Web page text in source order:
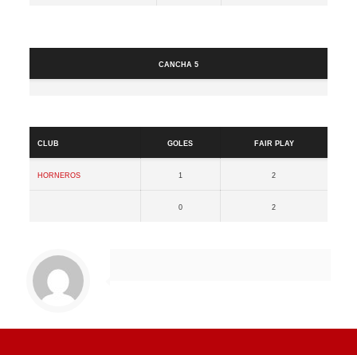
Cancha 5
Club
Goles Fair Play
Horneros 1 2
0 2